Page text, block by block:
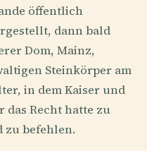
öffentlich
dann bald
Dom, Mainz,
Steinkörper am
in dem Kaiser und
das Recht hatte zu
zu befehlen.